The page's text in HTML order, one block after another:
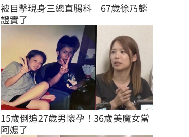
被目擊現身三總直腸科　67歲徐乃麟
證實了
15歲倒追27歲男懷孕！36歲美魔女當
阿嬤了